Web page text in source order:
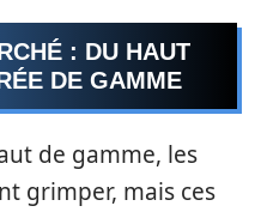
: DU HAUT
DE GAMME
de gamme, les
grimper, mais ces